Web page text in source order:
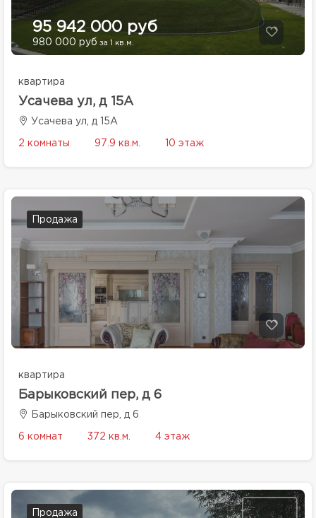
95 942 000 руб
980 000 руб за 1 кв.м.
квартира
Усачева ул, д 15А
Усачева ул, д 15А
2 комнаты 97.9 кв.м. 10 этаж
Продажа
квартира
Барыковский пер, д 6
Барыковский пер, д 6
6 комнат 372 кв.м. 4 этаж
Продажа